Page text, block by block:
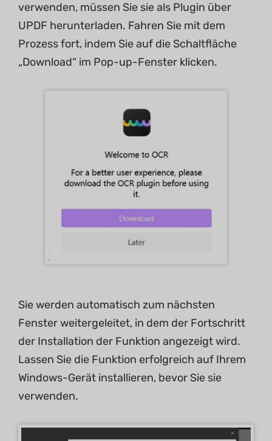
verwenden, müssen Sie sie als Plugin über
UPDF herunterladen. Fahren Sie mit dem
Prozess fort, indem Sie auf die Schaltfläche
„Download“ im Pop-up-Fenster klicken.
Sie werden automatisch zum nächsten
Fenster weitergeleitet, in dem der Fortschritt
der Installation der Funktion angezeigt wird.
Lassen Sie die Funktion erfolgreich auf Ihrem
Windows-Gerät installieren, bevor Sie sie
verwenden.